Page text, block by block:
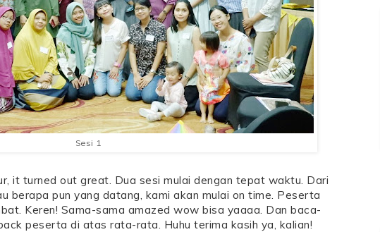
Sesi 1
it turned out great. Dua sesi mulai dengan tepat waktu. Dari
berapa pun yang datang, kami akan mulai on time. Peserta
Keren! Sama-sama amazed wow bisa yaaaa. Dan baca-
peserta di atas rata-rata. Huhu terima kasih ya, kalian!